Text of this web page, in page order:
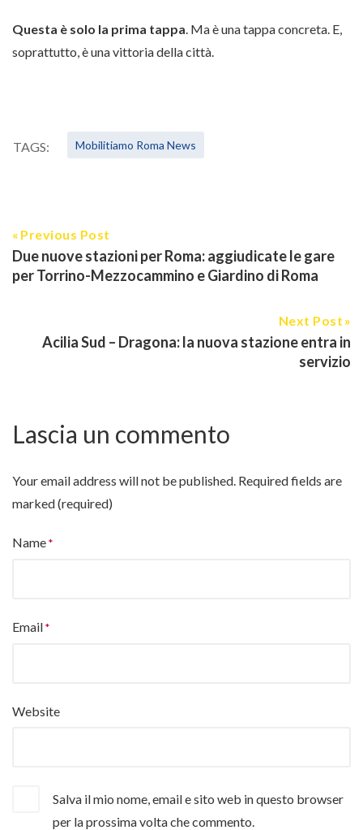
Questa è solo la prima tappa . Ma è una tappa concreta. E,
soprattutto, è una vittoria della città.
TAGS: Mobilitiamo Roma News
Previous Post
Due nuove stazioni per Roma: aggiudicate le gare
per Torrino-Mezzocammino e Giardino di Roma
Next Post
Acilia Sud – Dragona: la nuova stazione entra in
servizio
Lascia un commento
Your email address will not be published. Required fields are
marked (required)
Name
Email
Website
Salva il mio nome, email e sito web in questo browser
per la prossima volta che commento.